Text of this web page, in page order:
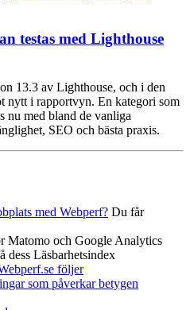
testas med Lighthouse
13.3 av Lighthouse, och i den
nytt i rapportvyn. En kategori som
med bland de vanliga
SEO och bästa praxis.
med Webperf? Du får
Matomo och Google Analytics
dess Läsbarhetsindex
följer
som påverkar betygen